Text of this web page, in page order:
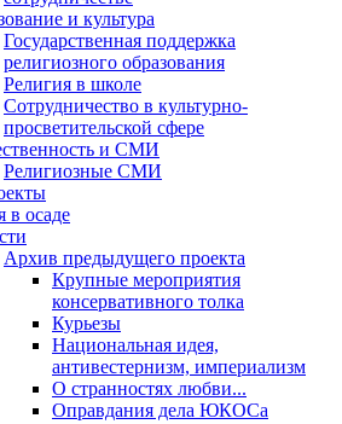
и культура
Государственная поддержка
религиозного образования
Религия в школе
Сотрудничество в культурно-
просветительской сфере
и СМИ
Религиозные СМИ
в осаде
Архив предыдущего проекта
Крупные мероприятия
консервативного толка
Курьезы
Национальная идея,
антивестернизм, империализм
О странностях любви...
Оправдания дела ЮКОСа